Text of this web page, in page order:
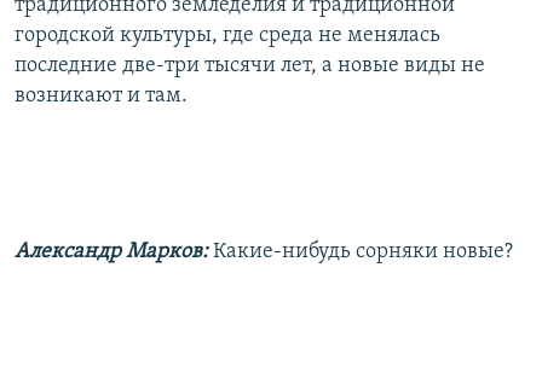
традиционного земледелия и традиционной
городской культуры, где среда не менялась
последние две-три тысячи лет, а новые виды не
возникают и там.
Александр Марков: Какие-нибудь сорняки новые?